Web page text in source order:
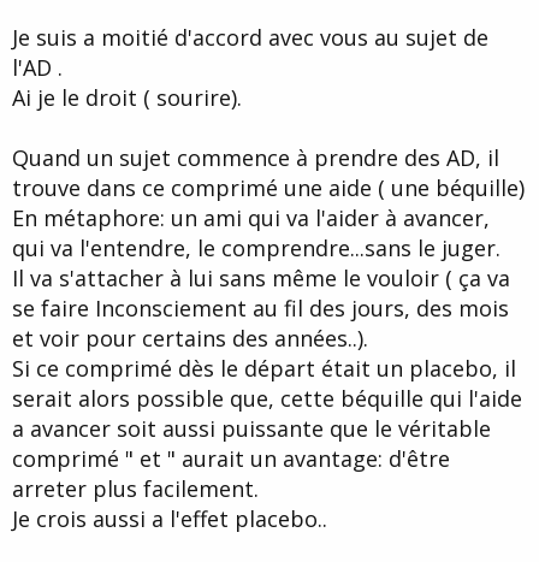
Je suis a moitié d'accord avec vous au sujet de
l'AD .
Ai je le droit ( sourire).
Quand un sujet commence à prendre des AD, il
trouve dans ce comprimé une aide ( une béquille)
En métaphore: un ami qui va l'aider à avancer,
qui va l'entendre, le comprendre...sans le juger.
Il va s'attacher à lui sans même le vouloir ( ça va
se faire Inconsciement au fil des jours, des mois
et voir pour certains des années..).
Si ce comprimé dès le départ était un placebo, il
serait alors possible que, cette béquille qui l'aide
a avancer soit aussi puissante que le véritable
comprimé " et " aurait un avantage: d'être
arreter plus facilement.
Je crois aussi a l'effet placebo..